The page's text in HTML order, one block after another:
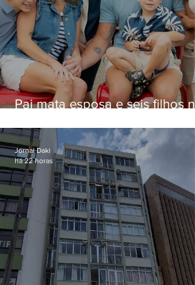
Pai mata esposa e seis filhos
Jornal Daki
há 22 horas